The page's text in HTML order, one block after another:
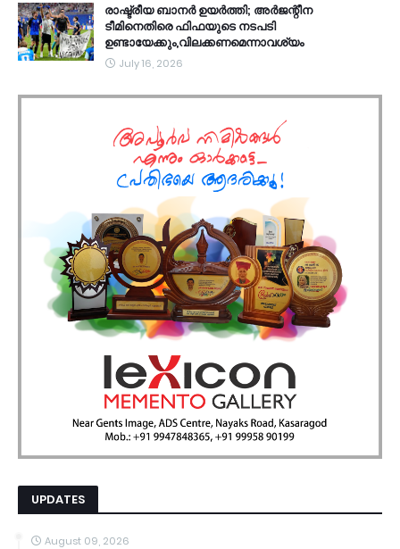
രാഷ്ട്രീയ ബാനർ ഉയർത്തി; അർജന്റീന
ടീമിനെതിരെ ഫിഫയുടെ നടപടി
ഉണ്ടായേക്കും,വിലക്കണമെന്നാവശ്യം
July 16, 2026
UPDATES
August 09, 2026